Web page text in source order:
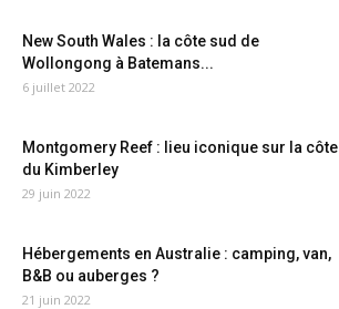
New South Wales : la côte sud de
Wollongong à Batemans...
6 juillet 2022
Montgomery Reef : lieu iconique sur la côte
du Kimberley
29 juin 2022
Hébergements en Australie : camping, van,
B&B ou auberges ?
21 juin 2022